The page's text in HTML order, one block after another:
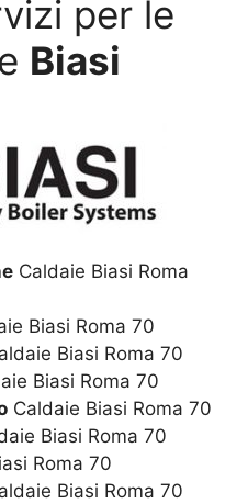
per le
Biasi
Caldaie Biasi Roma
Biasi Roma 70
Biasi Roma 70
Biasi Roma 70
Caldaie Biasi Roma 70
Biasi Roma 70
Roma 70
Biasi Roma 70